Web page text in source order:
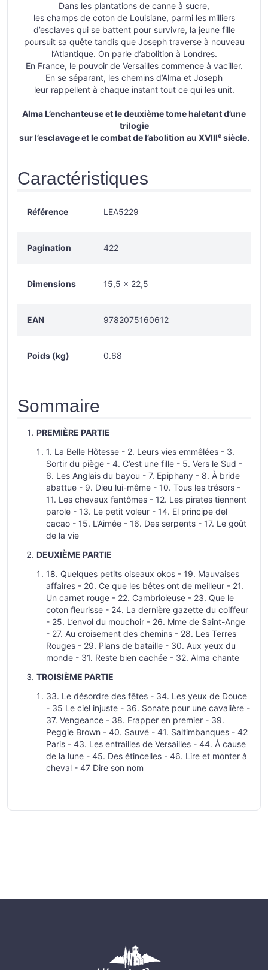
Dans les plantations de canne à sucre,
les champs de coton de Louisiane, parmi les milliers
d’esclaves qui se battent pour survivre, la jeune fille
poursuit sa quête tandis que Joseph traverse à nouveau
l’Atlantique. On parle d’abolition à Londres.
En France, le pouvoir de Versailles commence à vaciller.
En se séparant, les chemins d’Alma et Joseph
leur rappellent à chaque instant tout ce qui les unit.
Alma L’enchanteuse et le deuxième tome haletant d’une
trilogie
sur l’esclavage et le combat de l’abolition au XVIIIesiècle.
Caractéristiques
Référence LEA5229
Pagination 422
Dimensions 15,5 × 22,5
EAN 9782075160612
Poids (kg) 0.68
Sommaire
PREMIÈRE PARTIE
1. La Belle Hôtesse - 2. Leurs vies emmêlées - 3.
Sortir du piège - 4. C’est une fille - 5. Vers le Sud -
6. Les Anglais du bayou - 7. Epiphany - 8. À bride
abattue - 9. Dieu lui-même - 10. Tous les trésors -
11. Les chevaux fantômes - 12. Les pirates tiennent
parole - 13. Le petit voleur - 14. El principe del
cacao - 15. L’Aimée - 16. Des serpents - 17. Le goût
de la vie
DEUXIÈME PARTIE
18. Quelques petits oiseaux okos - 19. Mauvaises
affaires - 20. Ce que les bêtes ont de meilleur - 21.
Un carnet rouge - 22. Cambrioleuse - 23. Que le
coton fleurisse - 24. La dernière gazette du coiffeur
- 25. L’envol du mouchoir - 26. Mme de Saint-Ange
- 27. Au croisement des chemins - 28. Les Terres
Rouges - 29. Plans de bataille - 30. Aux yeux du
monde - 31. Reste bien cachée - 32. Alma chante
TROISIÈME PARTIE
33. Le désordre des fêtes - 34. Les yeux de Douce
- 35 Le ciel injuste - 36. Sonate pour une cavalière -
37. Vengeance - 38. Frapper en premier - 39.
Peggie Brown - 40. Sauvé - 41. Saltimbanques - 42
Paris - 43. Les entrailles de Versailles - 44. À cause
de la lune - 45. Des étincelles - 46. Lire et monter à
cheval - 47 Dire son nom